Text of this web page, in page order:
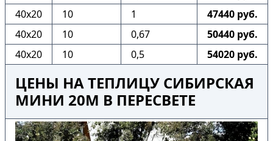
40х20
10 1
47440 руб.
40х20
10 0,67
50440 руб.
40х20
10 0,5 54020 руб.
ЦЕНЫ НА ТЕПЛИЦУ СИБИРСКАЯ
МИНИ 20М В ПЕРЕСВЕТЕ